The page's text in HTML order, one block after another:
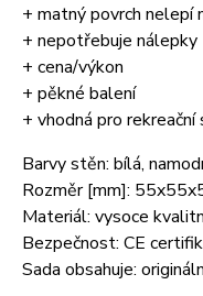
+ matný povrch nelepí
+ nepotřebuje nálepky
+ cena/výkon
+ pěkné balení
+ vhodná pro rekreační
Barvy stěn: bílá,
Rozměr [mm]:
Materiál: vysoce
Bezpečnost: CE
Sada obsahuje: